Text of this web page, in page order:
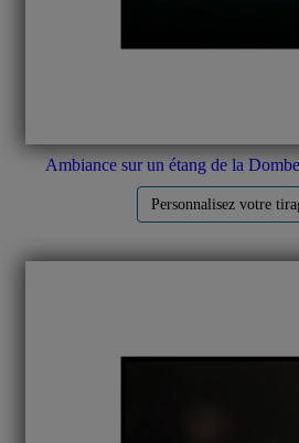
Ambiance sur un étang de la
Personnalisez votre